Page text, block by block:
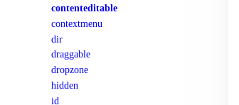
contenteditable
contextmenu
dir
draggable
dropzone
hidden
id